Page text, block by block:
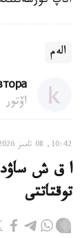
الەم
اۆتور
10:42, 08 تامىز 2026
ا ق ش ساۋد
توقتاتتى